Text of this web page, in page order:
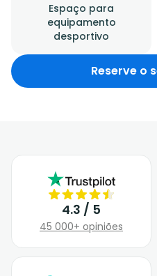
Espaço para
equipamento
desportivo
Reserve o
4.3 / 5
45 000+ opiniões